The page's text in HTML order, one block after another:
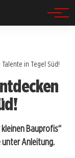
in Tegel Süd!
Bauprofis“
unter Anleitung.